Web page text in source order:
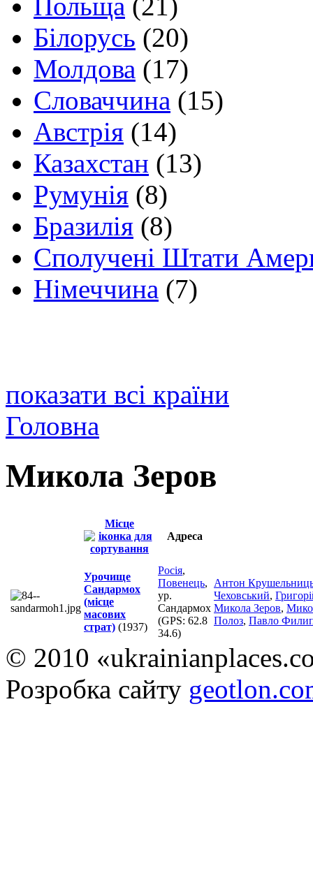
Польща (21)
Білорусь (20)
Молдова (17)
Словаччина (15)
Австрія (14)
Казахстан (13)
Румунія (8)
Бразилія (8)
Сполучені Штати
Німеччина (7)
показати всі країни
Головна
Микола Зеров
Місце
Адреса
Урочище
Сандармох
(місце
масових
страт) (1937)
Росія,
Повенець,
ур.
Сандармох
(GPS: 62.8
34.6)
Антон
Чеховський,
Микола Зеров,
Полоз, Павло
© 2010
Розробка сайту